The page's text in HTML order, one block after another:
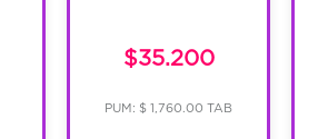
$35.200
PUM: $ 1,760.00 TAB